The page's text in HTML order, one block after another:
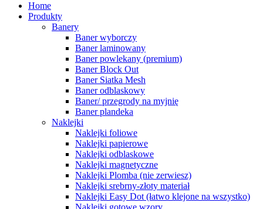
Home
Produkty
Banery
Baner wyborczy
Baner laminowany
Baner powlekany (premium)
Baner Block Out
Baner Siatka Mesh
Baner odblaskowy
Baner/ przegrody na myjnię
Baner plandeka
Naklejki
Naklejki foliowe
Naklejki papierowe
Naklejki odblaskowe
Naklejki magnetyczne
Naklejki Plomba (nie zerwiesz)
Naklejki srebrny-złoty materiał
Naklejki Easy Dot (łatwo klejone na wszystko)
Naklejki gotowe wzory